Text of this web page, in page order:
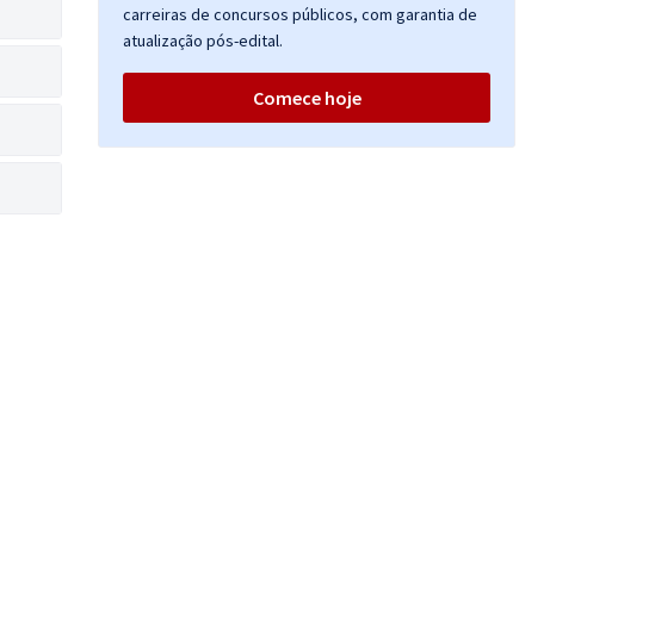
carreiras de concursos públicos, com garantia de
atualização pós-edital.
Comece hoje